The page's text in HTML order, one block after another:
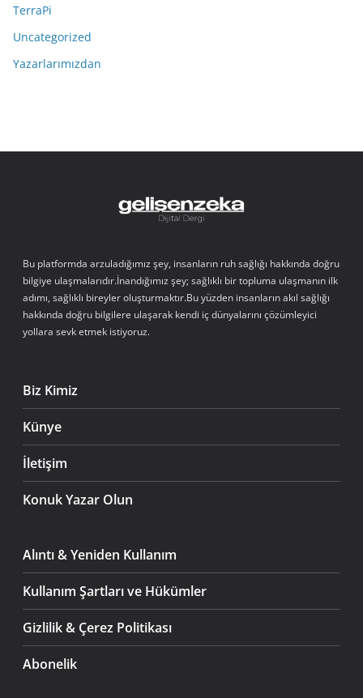
TerraPi
Uncategorized
Yazarlarımızdan
Bu platformda arzuladığımız şey, insanların ruh sağlığı hakkında doğru
bilgiye ulaşmalarıdır.İnandığımız şey; sağlıklı bir topluma ulaşmanın ilk
adımı, sağlıklı bireyler oluşturmaktır.Bu yüzden insanların akıl sağlığı
hakkında doğru bilgilere ulaşarak kendi iç dünyalarını çözümleyici
yollara sevk etmek istiyoruz.
Biz Kimiz
Künye
İletişim
Konuk Yazar Olun
Alıntı & Yeniden Kullanım
Kullanım Şartları ve Hükümler
Gizlilik & Çerez Politikası
Abonelik